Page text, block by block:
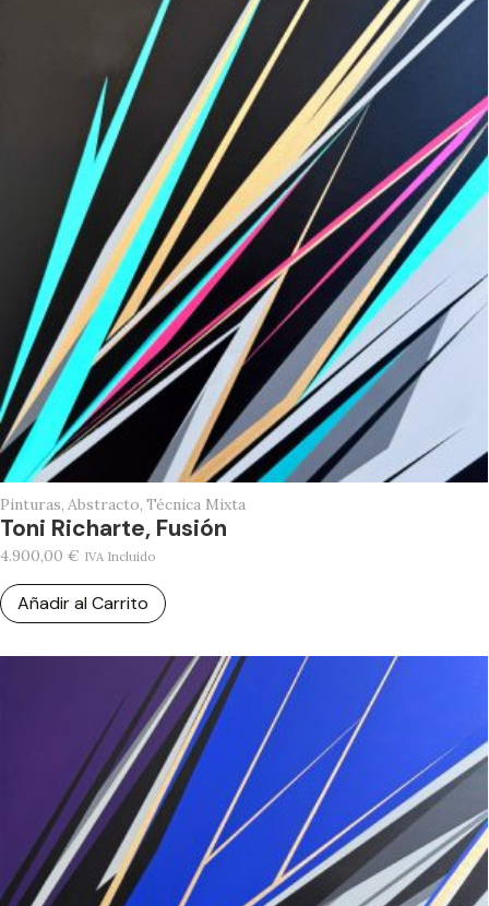
Pinturas, Abstracto, Técnica Mixta
Toni Richarte, Fusión
4.900,00 € IVA Incluido
Añadir al Carrito